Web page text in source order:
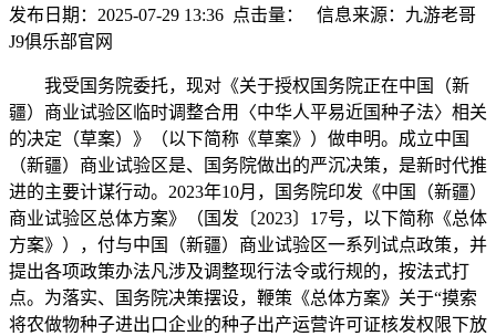
发布日期：2025-07-29 13:36 点击量：
信息来源：九游老哥
J9俱乐部官网
我受国务院委托，现对《关于授权国务院正在中国（新
疆）商业试验区临时调整合用〈中华人平易近国种子法〉相关
的决定（草案）》（以下简称《草案》）做申明。成立中国
（新疆）商业试验区是、国务院做出的严沉决策，是新时代推
进的主要计谋行动。2023年10月，国务院印发《中国（新疆）
商业试验区总体方案》（国发〔2023〕17号，以下简称《总体
方案》），付与中国（新疆）商业试验区一系列试点政策，并
提出各项政策办法凡涉及调整现行法令或行规的，按法式打
点。为落实、国务院决策摆设，鞭策《总体方案》关于“摸索
将农做物种子进出口企业的种子出产运营许可证核发权限下放